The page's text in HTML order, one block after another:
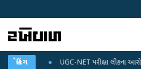
બ્રેકિંગ
પ્લાન UGC-NET પરીક્ષા લીકના આરોપો